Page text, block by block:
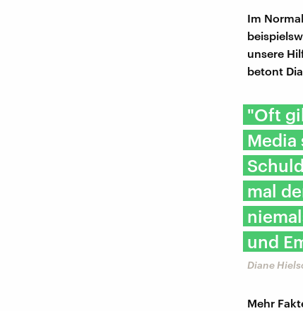
Im
unsere
betont
"Oft
Media
mal
und
Diane
Mehr